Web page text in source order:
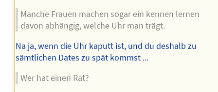
Manche Frauen machen sogar ein kennen lernen
davon abhängig, welche Uhr man trägt.
Na ja, wenn die Uhr kaputt ist, und du deshalb zu
sämtlichen Dates zu spät kommst ...
Wer hat einen Rat?